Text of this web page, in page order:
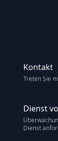
Kontakt
Treten Sie
Dienst
Dienst